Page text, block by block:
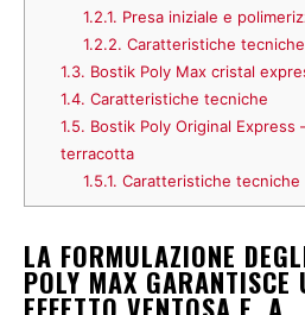
1.2.1. Presa iniziale e
1.2.2. Caratteristiche tecniche
1.3. Bostik Poly Max cristal
1.4. Caratteristiche tecniche
1.5. Bostik Poly Original Express
terracotta
1.5.1. Caratteristiche tecniche
LA FORMULAZIONE
POLY MAX GARANTISCE